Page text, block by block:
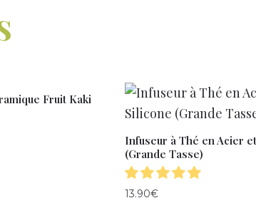
Fruit Kaki
Infuseur à Thé en Acier
(Grande Tasse)
13.90€